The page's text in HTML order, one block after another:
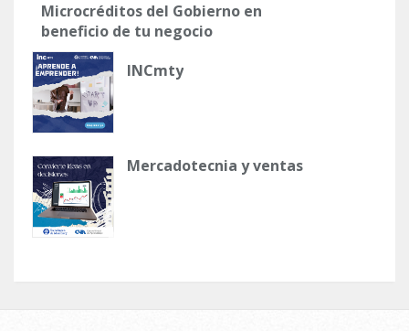
Microcréditos del Gobierno en
beneficio de tu negocio
INCmty
Mercadotecnia y ventas